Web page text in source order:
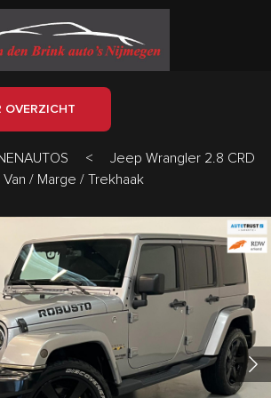
OVERZICHT
<
Jeep Wrangler 2.8 CRD
/ Marge / Trekhaak